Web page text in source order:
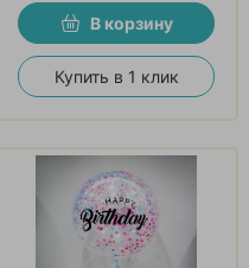
В корзину
Купить в 1 клик